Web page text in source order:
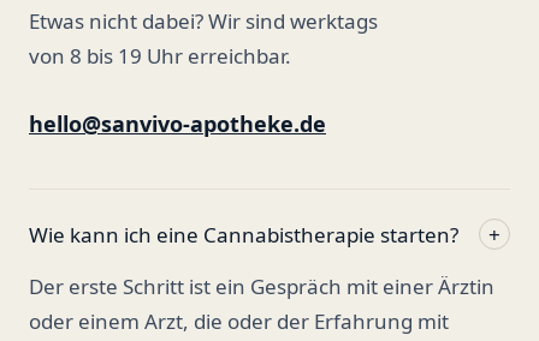
Etwas nicht dabei? Wir sind werktags
von 8 bis 19 Uhr erreichbar.
hello@sanvivo-apotheke.de
Wie kann ich eine Cannabistherapie starten?
+
Der erste Schritt ist ein Gespräch mit einer Ärztin
oder einem Arzt, die oder der Erfahrung mit